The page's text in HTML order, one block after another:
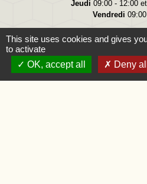
Jeudi 09:00 - 12:00
Vendredi
This site uses cookies and gives
to activate
OK, accept all
Deny